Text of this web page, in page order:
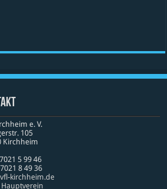
e. V.
105
Kirch­heim
5 99 46
8 49 36
kirch​heim​.de
Hauptverein